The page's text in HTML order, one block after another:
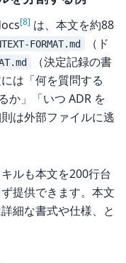
[8] は、本文を約88
FORMAT.md
（ド
（決定記録の書
は「何を質問する
か」「いつ ADR を
は外部ファイルに逃
ルも本文を200行台
提供できます。本文
細な書式や仕様、と